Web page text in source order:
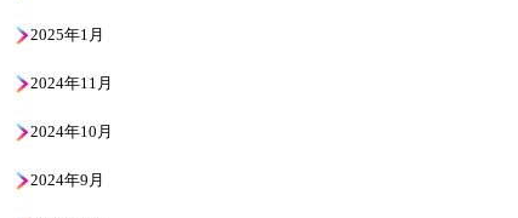
2025年1月
2024年11月
2024年10月
2024年9月